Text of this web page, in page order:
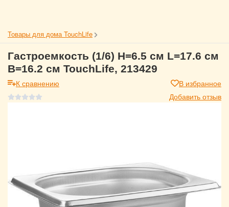
Товары для дома TouchLife
Гастроемкость (1/6) H=6.5 см L=17.6 см
B=16.2 см TouchLife, 213429
К сравнению
В избранное
Добавить отзыв